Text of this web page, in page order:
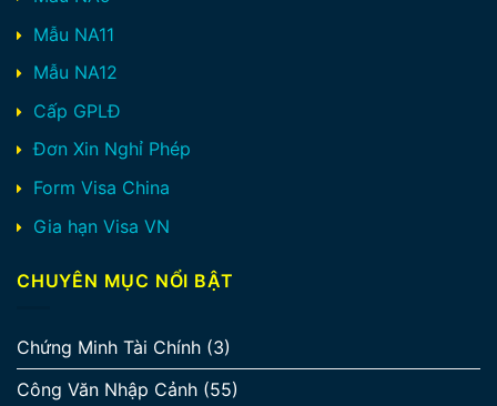
Mẫu NA11
Mẫu NA12
Cấp GPLĐ
Đơn Xin Nghỉ Phép
Form Visa China
Gia hạn Visa VN
CHUYÊN MỤC NỔI BẬT
Chứng Minh Tài Chính (3)
Công Văn Nhập Cảnh (55)